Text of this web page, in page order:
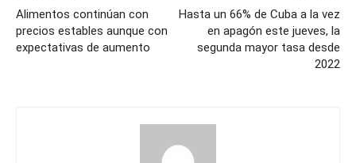
Alimentos continúan con
precios estables aunque con
expectativas de aumento
Hasta un 66% de Cuba a la vez
en apagón este jueves, la
segunda mayor tasa desde
2022